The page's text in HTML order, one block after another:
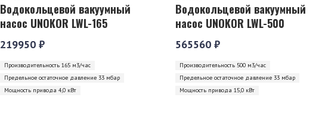
Водокольцевой вакуумный
насос UNOKOR LWL-165
219950 ₽
Производительность 165 м3/час
Предельное остаточное давление 33 мбар
Мощность привода 4,0 кВт
Водокольцевой вакуумный
насос UNOKOR LWL-500
565560 ₽
Производительность 500 м3/час
Предельное остаточное давление 33 мбар
Мощность привода 15,0 кВт